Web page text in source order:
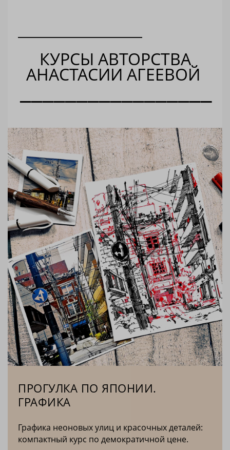
КУРСЫ АВТОРСТВА
АНАСТАСИИ АГЕЕВОЙ
_________________
ПРОГУЛКА ПО ЯПОНИИ.
ГРАФИКА
Графика неоновых улиц и красочных деталей:
компактный курс по демократичной цене.